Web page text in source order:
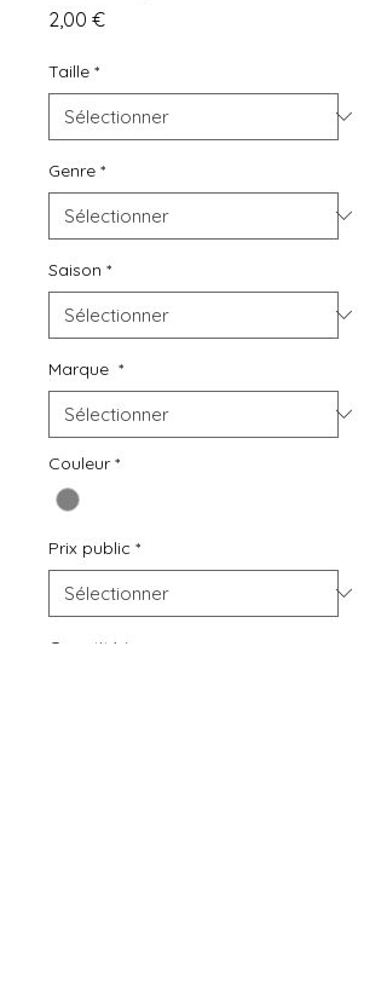
2,00 €Prix
Taille *
Genre *
Saison *
Marque *
Couleur *
Prix public *
Quantité *